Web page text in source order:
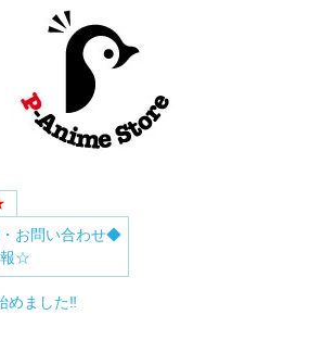
お問い合わせ◆
報☆
めました‼